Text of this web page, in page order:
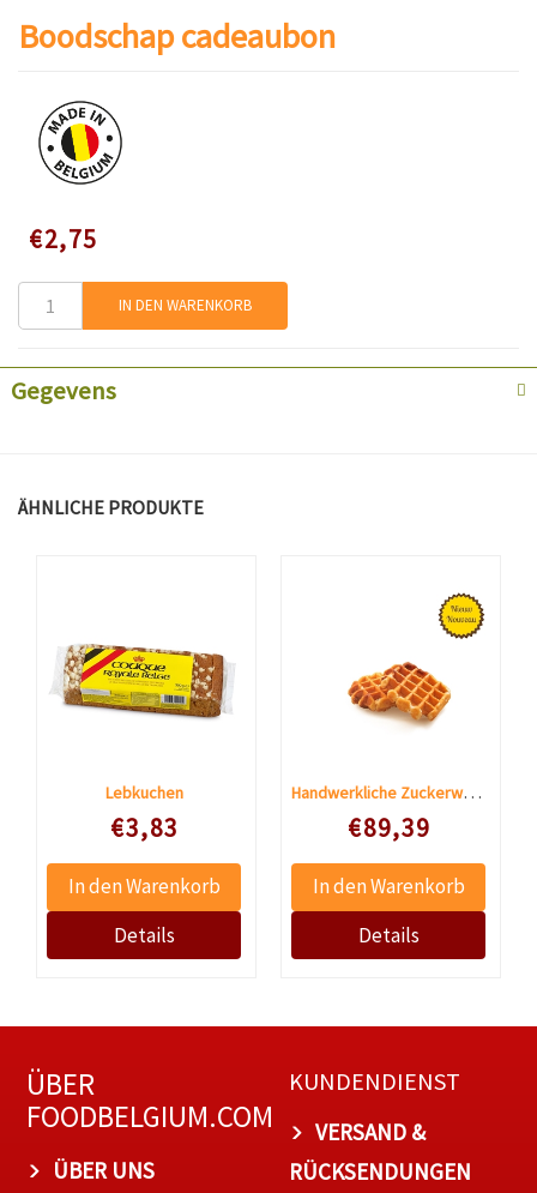
Boodschap cadeaubon
Speciale
prijs
€2,75
IN DEN WARENKORB
Gegevens
ÄHNLICHE PRODUKTE
Lebkuchen
Speciale prijs
€3,83
Handwerkliche Zuckerwaffeln 48 Stück
Speciale prijs
€89,39
ÜBER
FOODBELGIUM.COM
ÜBER UNS
KUNDENDIENST
VERSAND &
RÜCKSENDUNGEN